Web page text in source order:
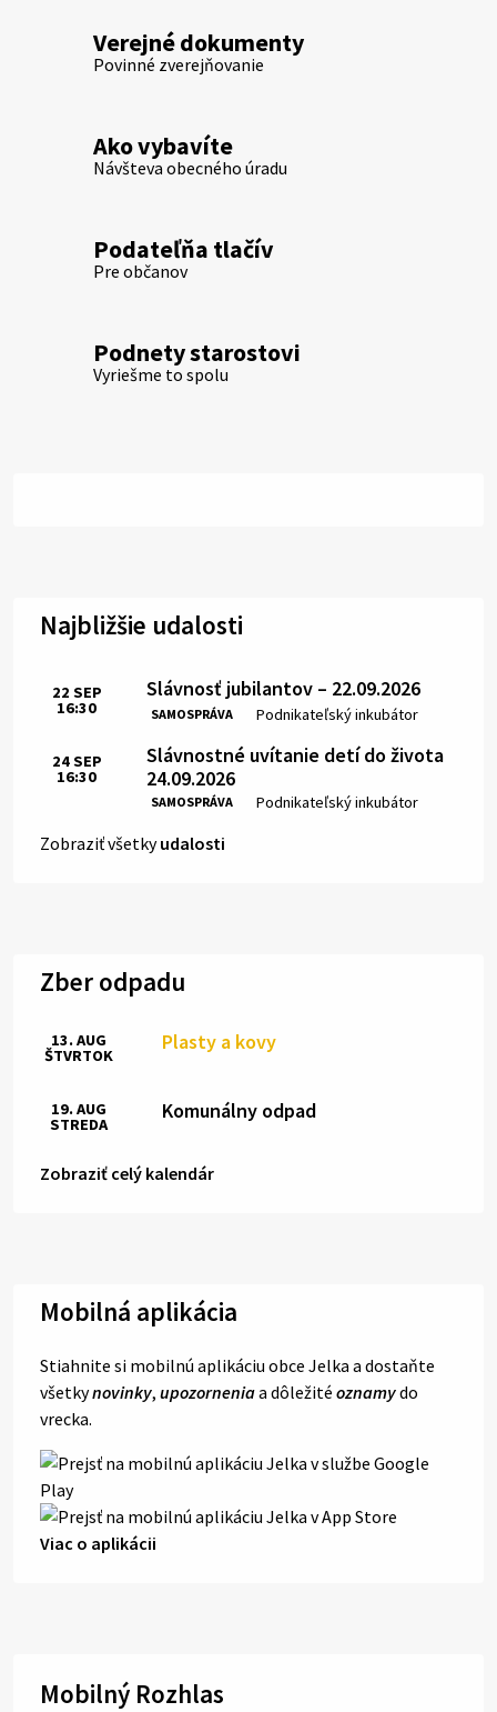
Verejné dokumenty
Povinné zverejňovanie
Ako vybavíte
Návšteva obecného úradu
Podateľňa tlačív
Pre občanov
Podnety starostovi
Vyriešme to spolu
Najbližšie udalosti
Slávnosť jubilantov – 22.09.2026
SAMOSPRÁVA Miesto:
Podnikateľský inkubátor
Čas:
22 SEP
16:30
Slávnostné uvítanie detí do života
24.09.2026
SAMOSPRÁVA Miesto:
Podnikateľský inkubátor
Čas:
24SEP
16:30
Zobraziť všetkyudalosti
Zber odpadu
Plasty a kovy
13. AUG
ŠTVRTOK
Komunálny odpad
19. AUG
STREDA
Zobraziť celý kalendár
Mobilná aplikácia
Stiahnite si mobilnú aplikáciu obce Jelka a dostaňte
všetkynovinky, upozorneniaa dôležité oznamydo
vrecka.
Viac o aplikácii
Mobilný Rozhlas